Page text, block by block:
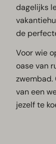
dagelijks
de
Voor wie
oase van
zwembad.
van een
jezelf te